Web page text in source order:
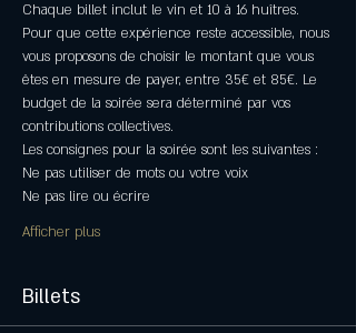
Chaque billet inclut le vin et 10 à 16 huîtres.
Pour que cette expérience reste accessible, nous
vous proposons de choisir le montant que vous
êtes en mesure de payer, entre 35€ et 85€. Le
budget de la soirée sera déterminé par vos
contributions collectives.
Les consignes pour la soirée sont les suivantes :
Ne pas utiliser de mots ou votre voix
Ne pas lire ou écrire
Afficher plus
Billets